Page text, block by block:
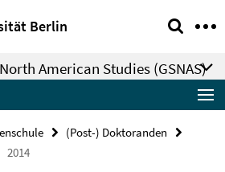
Berlin
American Studies (GSNAS)
(Post-) Doktoranden
2014